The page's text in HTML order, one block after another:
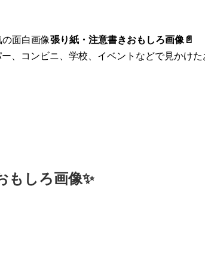
面白画像張り紙・注意書きおもしろ画像📄
、コンビニ、学校、イベントなどで見かけ
もしろ画像✨